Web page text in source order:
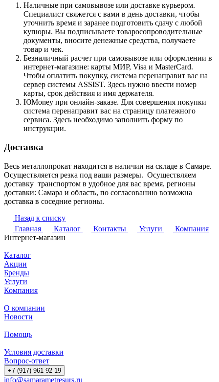
Наличные при самовывозе или доставке курьером.
Специалист свяжется с вами в день доставки, чтобы
уточнить время и заранее подготовить сдачу с любой
купюры. Вы подписываете товаросопроводительные
документы, вносите денежные средства, получаете
товар и чек.
Безналичный расчет при самовывозе или оформлении в
интернет-магазине: карты МИР, Visa и MasterCard.
Чтобы оплатить покупку, система перенаправит вас на
сервер системы ASSIST. Здесь нужно ввести номер
карты, срок действия и имя держателя.
ЮMoney при онлайн-заказе. Для совершения покупки
система перенаправит вас на страницу платежного
сервиса. Здесь необходимо заполнить форму по
инструкции.
Доставка
Весь металлопрокат находится в наличии на складе в Самаре.
Осуществляется резка под ваши размеры. Осуществляем
доставку транспортом в удобное для вас время, регионы
доставки: Самара и область, по согласованию возможна
доставка в соседние регионы.
Назад к списку
Главная
Каталог Контакты Услуги
Компания
Интернет-магазин
Каталог
Акции
Бренды
Услуги
Компания
О компании
Новости
Помощь
Условия доставки
Вопрос-ответ
+7 (917) 961-92-19
info@samarametresurs.ru